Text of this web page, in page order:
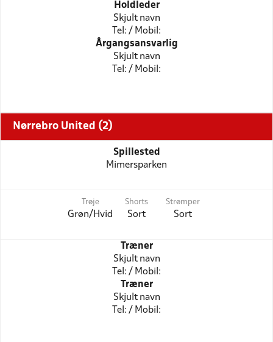
Holdleder
Skjult navn
Tel: / Mobil:
Årgangsansvarlig
Skjult navn
Tel: / Mobil:
Nørrebro United (2)
Spillested
Mimersparken
Trøje
Grøn/Hvid
Shorts
Sort
Strømper
Sort
Træner
Skjult navn
Tel: / Mobil:
Træner
Skjult navn
Tel: / Mobil: